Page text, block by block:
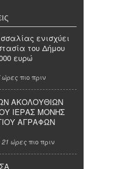
ενισχύει
του Δήμου
ευρώ
ώρεςπιο πριν
ΑΚΟΛΟΥΘΙΩΝ
ΙΕΡΑΣ ΜΟΝΗΣ
ΑΓΡΑΦΩΝ
ώρες πιο πριν